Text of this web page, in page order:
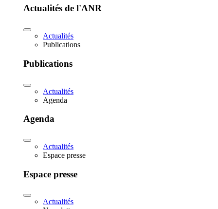
Actualités de l'ANR
Actualités
Publications
Publications
Actualités
Agenda
Agenda
Actualités
Espace presse
Espace presse
Actualités